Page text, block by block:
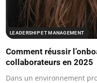
LEADERSHIP ET MANAGEMENT
Comment réussir
collaborateurs en 2025
Dans un environnement